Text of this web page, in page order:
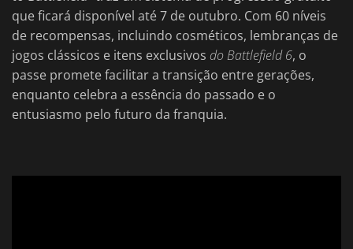
que ficará disponível até 7 de outubro. Com 60 níveis
de recompensas, incluindo cosméticos, lembranças de
jogos clássicos e itens exclusivos do Battlefield 6, o
passe promete facilitar a transição entre gerações,
enquanto celebra a essência do passado e o
entusiasmo pelo futuro da franquia.